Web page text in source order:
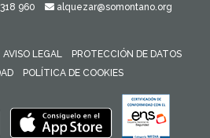
960 alquezar@somontano.org
AVISO LEGAL
PROTECCIÓN DE DATOS
POLÍTICA DE COOKIES